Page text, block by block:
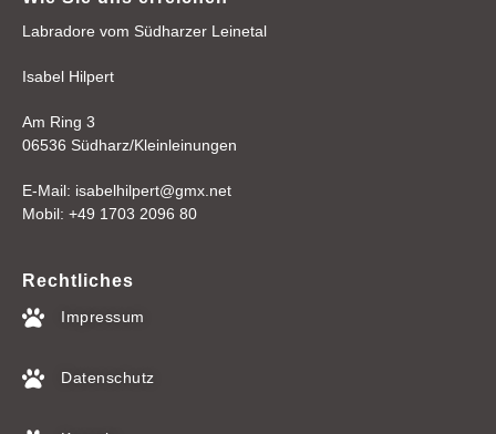
Labradore vom Südharzer Leinetal
Isabel Hilpert
Am Ring 3
06536 Südharz/Kleinleinungen
E-Mail: isabelhilpert@gmx.net
Mobil: +49 1703 2096 80
Rechtliches
Impressum
Datenschutz